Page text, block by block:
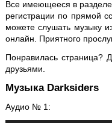
Все имеющееся в
регистрации по прямой
можете слушать музыку
онлайн. Приятного
Понравилась страница?
друзьями.
Музыка Darksiders
Аудио № 1: